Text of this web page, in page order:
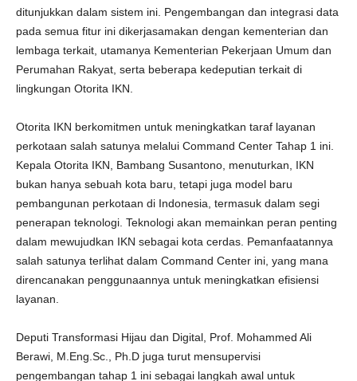
ditunjukkan dalam sistem ini. Pengembangan dan integrasi data
pada semua fitur ini dikerjasamakan dengan kementerian dan
lembaga terkait, utamanya Kementerian Pekerjaan Umum dan
Perumahan Rakyat, serta beberapa kedeputian terkait di
lingkungan Otorita IKN.
Otorita IKN berkomitmen untuk meningkatkan taraf layanan
perkotaan salah satunya melalui Command Center Tahap 1 ini.
Kepala Otorita IKN, Bambang Susantono, menuturkan, IKN
bukan hanya sebuah kota baru, tetapi juga model baru
pembangunan perkotaan di Indonesia, termasuk dalam segi
penerapan teknologi. Teknologi akan memainkan peran penting
dalam mewujudkan IKN sebagai kota cerdas. Pemanfaatannya
salah satunya terlihat dalam Command Center ini, yang mana
direncanakan penggunaannya untuk meningkatkan efisiensi
layanan.
Deputi Transformasi Hijau dan Digital, Prof. Mohammed Ali
Berawi, M.Eng.Sc., Ph.D juga turut mensupervisi
pengembangan tahap 1 ini sebagai langkah awal untuk